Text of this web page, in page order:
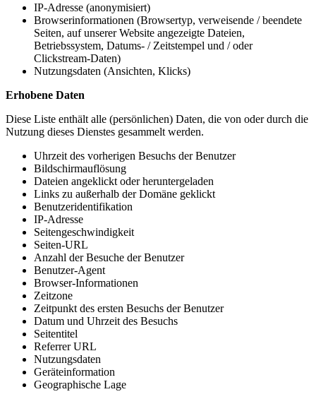
IP-Adresse (anonymisiert)
Browserinformationen (Browsertyp, verweisende / beendete
Seiten, auf unserer Website angezeigte Dateien,
Betriebssystem, Datums- / Zeitstempel und / oder
Clickstream-Daten)
Nutzungsdaten (Ansichten, Klicks)
Erhobene Daten
Diese Liste enthält alle (persönlichen) Daten, die von oder durch die
Nutzung dieses Dienstes gesammelt werden.
Uhrzeit des vorherigen Besuchs der Benutzer
Bildschirmauflösung
Dateien angeklickt oder heruntergeladen
Links zu außerhalb der Domäne geklickt
Benutzeridentifikation
IP-Adresse
Seitengeschwindigkeit
Seiten-URL
Anzahl der Besuche der Benutzer
Benutzer-Agent
Browser-Informationen
Zeitzone
Zeitpunkt des ersten Besuchs der Benutzer
Datum und Uhrzeit des Besuchs
Seitentitel
Referrer URL
Nutzungsdaten
Geräteinformation
Geographische Lage